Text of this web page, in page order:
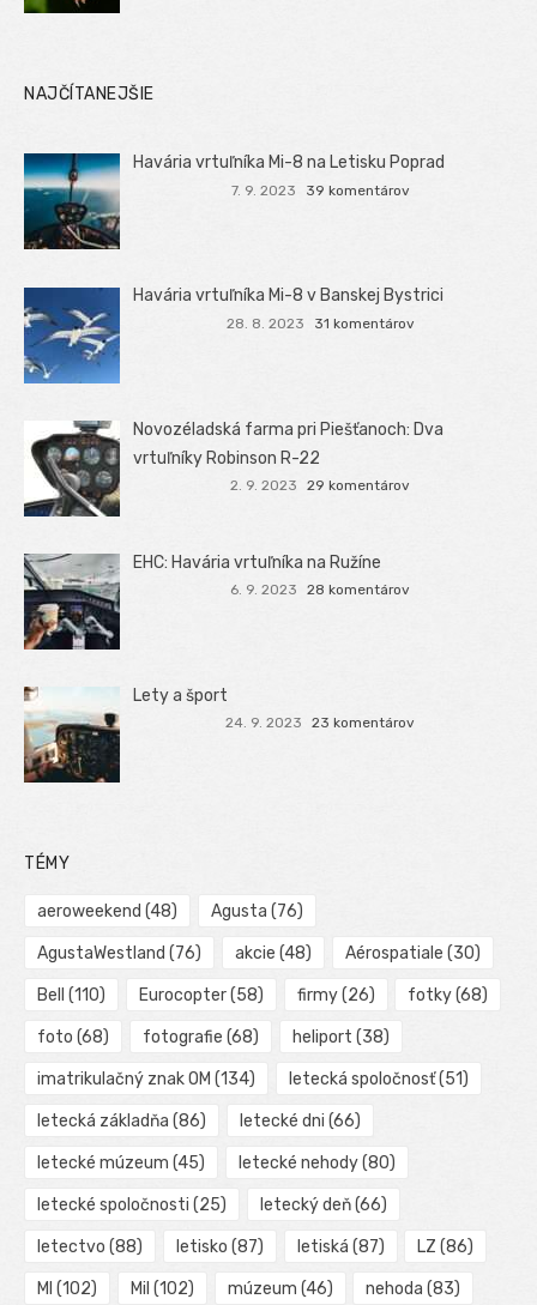
NAJČÍTANEJŠIE
Havária vrtuľníka Mi-8 na Letisku Poprad
7. 9. 2023 39 komentárov
Havária vrtuľníka Mi-8 v Banskej Bystrici
28. 8. 2023 31 komentárov
Novozéladská farma pri Piešťanoch: Dva
vrtuľníky Robinson R-22
2. 9. 2023 29 komentárov
EHC: Havária vrtuľníka na Ružíne
6. 9. 2023 28 komentárov
Lety a šport
24. 9. 2023 23 komentárov
TÉMY
aeroweekend (48) Agusta (76)
AgustaWestland (76) akcie (48) Aérospatiale (30)
Bell (110) Eurocopter(58) firmy(26) fotky(68)
foto (68) fotografie (68) heliport (38)
imatrikulačný znak OM (134) letecká spoločnosť(51)
letecká základňa (86) letecké dni (66)
letecké múzeum (45) letecké nehody(80)
letecké spoločnosti (25) letecký deň(66)
letectvo (88) letisko (87) letiská (87) LZ (86)
MI (102) Mil (102) múzeum (46) nehoda (83)